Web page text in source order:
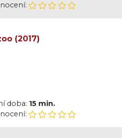
(2017)
doba: 15 min.